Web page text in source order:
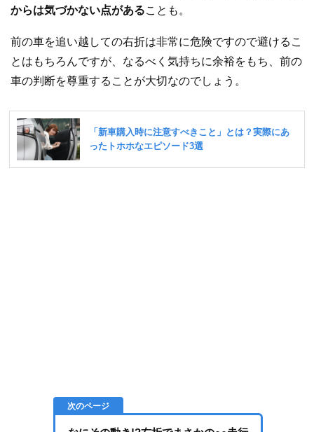
からは気づかない点があることも。
前の車を追い越しての右折は非常に危険ですので避けるこ
とはもちろんですが、なるべく気持ちに余裕をもち、前の
車の判断を尊重することが大切なのでしょう。